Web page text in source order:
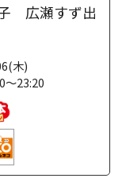
広瀬すず出
木)
～23:20